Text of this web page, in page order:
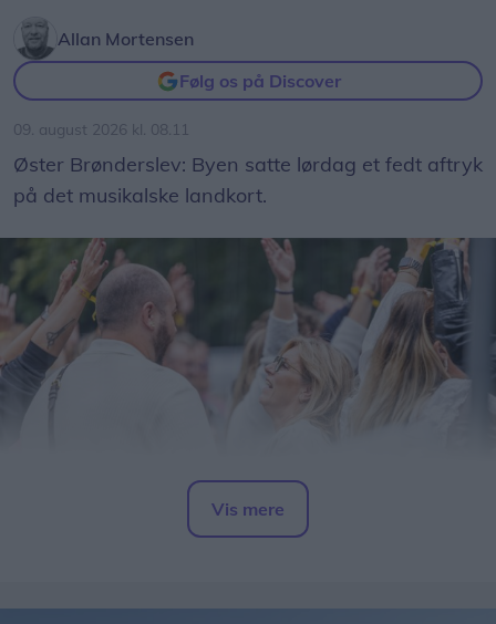
Allan Mortensen
Følg os på Discover
09. august 2026 kl. 08.11
Øster Brønderslev: Byen satte lørdag et fedt aftryk
på det musikalske landkort.
Endnu en udgave af Bålhøj Festival løb af stablen
Vis mere